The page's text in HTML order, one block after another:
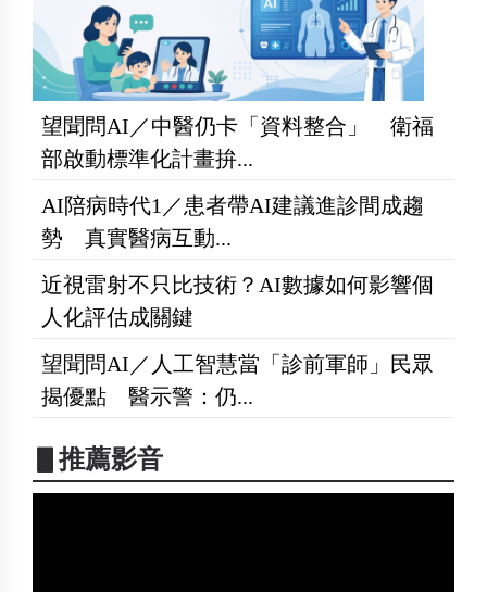
望聞問AI／中醫仍卡「資料整合」 衛福
部啟動標準化計畫拚...
AI陪病時代1／患者帶AI建議進診間成趨
勢 真實醫病互動...
近視雷射不只比技術？AI數據如何影響個
人化評估成關鍵
望聞問AI／人工智慧當「診前軍師」民眾
揭優點 醫示警：仍...
▋推薦影音